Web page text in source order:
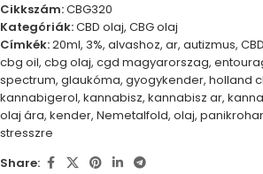
Cikkszám:CBG320
Kategóriák:CBD olaj, CBG olaj
Címkék:20ml, 3%, alvashoz, ar, autizmus,
cbg oil, cbg olaj, cgd magyarorszag,
spectrum, glaukóma, gyogykender, holland
kannabigerol, kannabisz, kannabisz ar,
olaj ára, kender, Nemetalfold, olaj,
stresszre
Share: